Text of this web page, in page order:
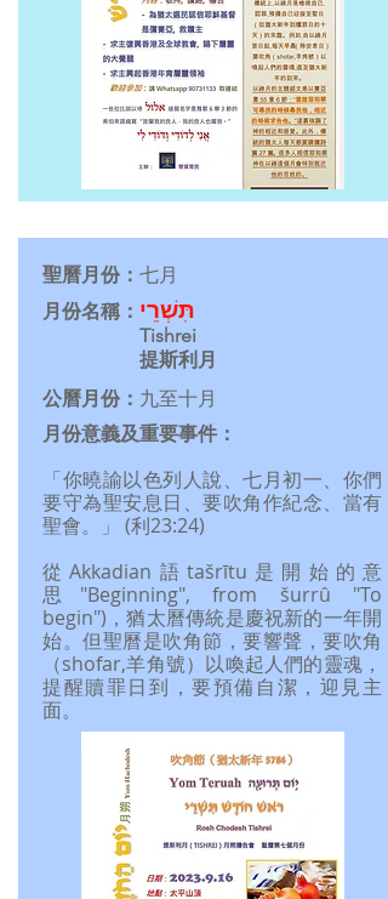
聖曆月份： 七月
月份名稱： תִּשְׁרֵי
Tishrei
提斯利月
公曆月份： 九至十月
月份意義及重要事件：
「你曉諭以色列人說、七月初一、你們
要守為聖安息日、要吹角作紀念、當有
聖會。」 (利23:24)
從Akkadian語tašrītu是開始的意
思"Beginning", from šurrû "To
begin")，猶太曆傳統是慶祝新的一年開
始。但聖曆是吹角節，要響聲，要吹角
（shofar,羊角號）以喚起人們的靈魂，
提醒贖罪日到，要預備自潔，迎見主
面。